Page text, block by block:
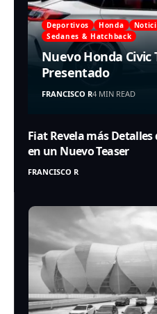
Deportivos Honda
Sedanes & Hatchback
Nuevo Honda Civic
Presentado
FRANCISCO R4 MIN READ
Fiat Revela más
en un Nuevo Teaser
FRANCISCO R